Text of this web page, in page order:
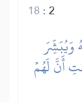
2
:
18
وَيُبَشِّرَ
أَنَّ لَهُمۡ